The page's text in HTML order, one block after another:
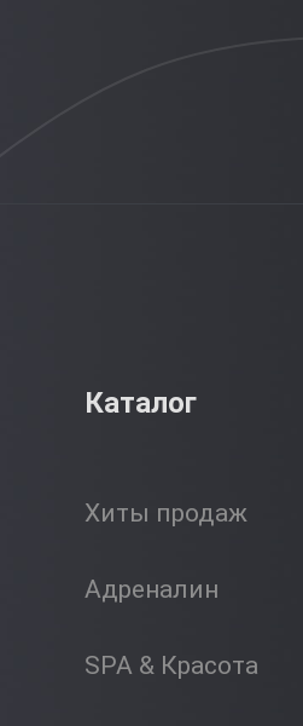
Каталог
Хиты продаж
Адреналин
SPA & Красота